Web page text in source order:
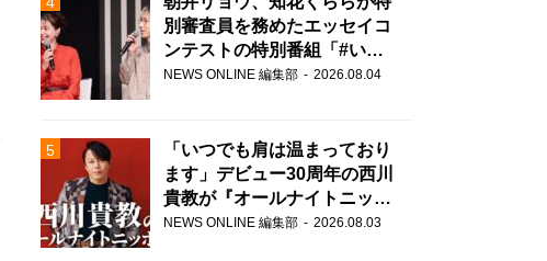
別審査員を務めたエッセイコ
ンテストの特別番組「#いま
あなたに伝えたいこと」
NEWS ONLINE 編集部 2026.08.04
「いつでも肩は温まっており
ます」デビュー30周年の西川
貴教が『オールナイトニッポ
ン』に登場！
NEWS ONLINE 編集部 2026.08.03